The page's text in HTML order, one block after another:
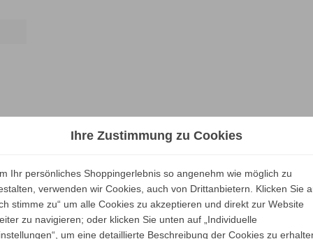
Ihre Zustimmung zu Cookies
Ihr persönliches Shoppingerlebnis so angenehm wie möglich zu
verwenden wir Cookies, auch von Drittanbietern. Klicken Sie
stimme zu“ um alle Cookies zu akzeptieren und direkt zur Website
zu navigieren; oder klicken Sie unten auf „Individuelle
um eine detaillierte Beschreibung der Cookies zu